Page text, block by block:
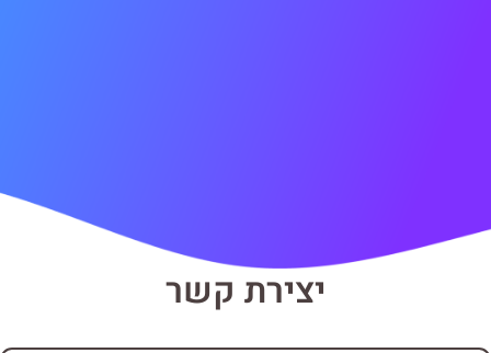
יצירת קשר